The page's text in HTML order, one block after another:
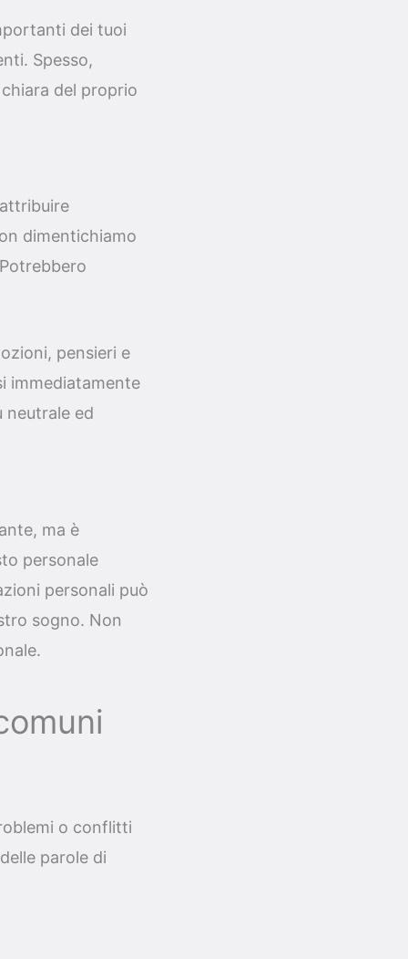
dei tuoi
Spesso,
del proprio
dimentichiamo
pensieri e
immediatamente
neutrale ed
ma è
personale
personali può
sogno. Non
o conflitti
parole di